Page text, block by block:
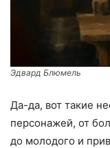
Эдвард Блюмель
Да-да, вот такие
персонажей, от
до молодого и